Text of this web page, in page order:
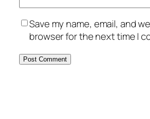
Save my name, email, and
browser for the next time I